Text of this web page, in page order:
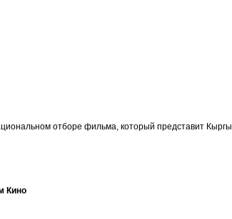
отборе фильма, который представит
Кино